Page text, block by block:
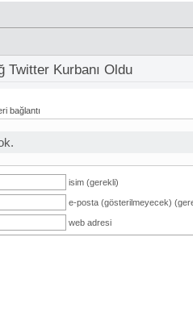
Twitter Kurbanı Oldu
bağlantı
isim (gerekli)
e-posta (gösterilmeyecek)
web adresi